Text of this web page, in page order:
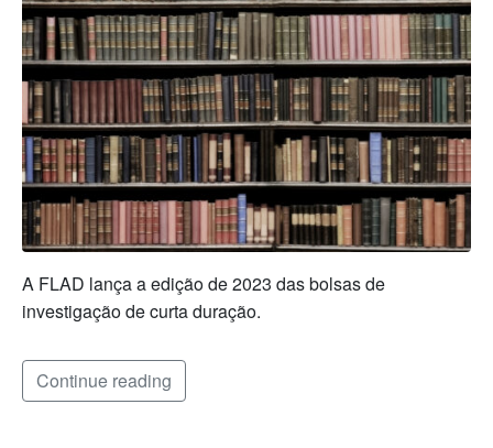
A FLAD lança a edição de 2023 das bolsas de
investigação de curta duração.
Continue reading